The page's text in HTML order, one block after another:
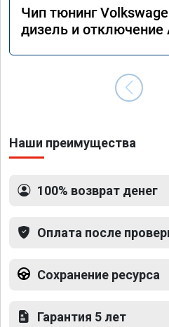
Чип тюнинг
дизель и отключение
Наши преимущества
100% возврат денег
Оплата после
Сохранение ресурса
Гарантия 5 лет